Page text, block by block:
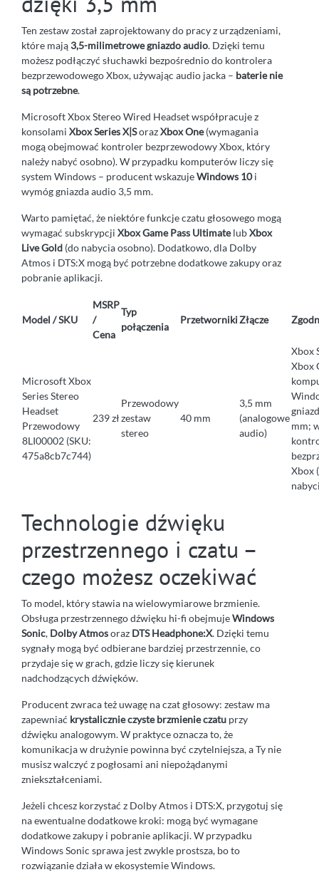
Ten zestaw został zaprojektowany do pracy z urządzeniami,
które mają3,5-milimetrowe gniazdo audio. Dzięki temu
możesz podłączyć słuchawki bezpośrednio do kontrolera
bezprzewodowego Xbox, używając audio jacka – baterie nie
są potrzebne.
Microsoft Xbox Stereo Wired Headset współpracuje z
konsolami Xbox Series X|SorazXbox One(wymagania
mogą obejmować kontroler bezprzewodowy Xbox, który
należy nabyć osobno). W przypadku komputerów liczy się
system Windows – producent wskazujeWindows 10i
wymóg gniazda audio 3,5 mm.
Warto pamiętać, że niektóre funkcje czatu głosowego mogą
wymagać subskrypcji Xbox Game Pass UltimatelubXbox
Live Gold (do nabycia osobno). Dodatkowo, dla Dolby
Atmos i DTS:X mogą być potrzebne dodatkowe zakupy oraz
pobranie aplikacji.
Model / SKU
MSRP
/
Cena
Typ
połączenia
PrzetwornikiZłącze
Microsoft Xbox
Series Stereo
Headset
Przewodowy
8LI00002 (SKU:
475a8cb7c744)
239 zł
Przewodowy
zestaw
stereo
40 mm
3,5 mm
(analogowe
audio)
Xbox
Xbox
mm;
Xbox
Technologie dźwięku
przestrzennego i czatu –
czego możesz oczekiwać
To model, który stawia na wielowymiarowe brzmienie.
Obsługa przestrzennego dźwięku hi-fi obejmujeWindows
Sonic, Dolby Atmosoraz DTS Headphone:X. Dzięki temu
sygnały mogą być odbierane bardziej przestrzennie, co
przydaje się w grach, gdzie liczy się kierunek
nadchodzących dźwięków.
Producent zwraca też uwagę na czat głosowy: zestaw ma
zapewniać krystalicznie czyste brzmienie czatu przy
dźwięku analogowym. W praktyce oznacza to, że
komunikacja w drużynie powinna być czytelniejsza, a Ty nie
musisz walczyć z pogłosami ani niepożądanymi
zniekształceniami.
Jeżeli chcesz korzystać z Dolby Atmos i DTS:X, przygotuj się
na ewentualne dodatkowe kroki: mogą być wymagane
dodatkowe zakupy i pobranie aplikacji. W przypadku
Windows Sonic sprawa jest zwykle prostsza, bo to
rozwiązanie działa w ekosystemie Windows.